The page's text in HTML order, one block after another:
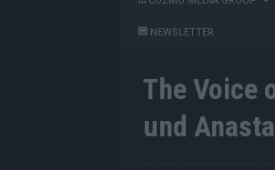
NEWSLETTER
The Voice
und